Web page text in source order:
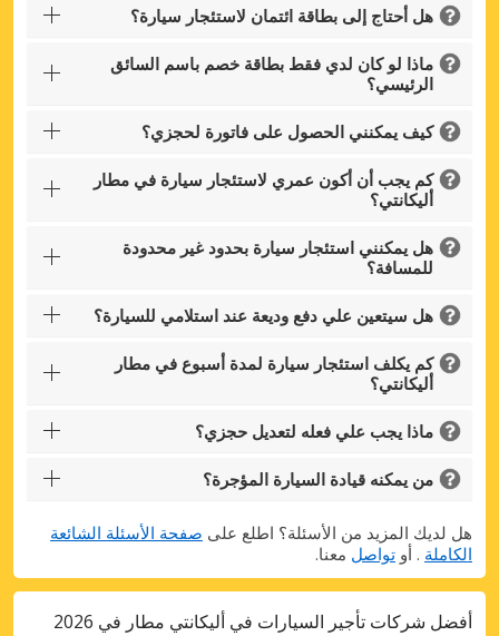
هل أحتاج إلى بطاقة ائتمان لاستئجار سيارة؟
ماذا لو كان لدي فقط بطاقة خصم باسم السائق
الرئيسي؟
كيف يمكنني الحصول على فاتورة لحجزي؟
كم يجب أن أكون عمري لاستئجار سيارة في مطار
أليكانتي؟
هل يمكنني استئجار سيارة بحدود غير محدودة
للمسافة؟
هل سيتعين علي دفع وديعة عند استلامي للسيارة؟
كم يكلف استئجار سيارة لمدة أسبوع في مطار
أليكانتي؟
ماذا يجب علي فعله لتعديل حجزي؟
من يمكنه قيادة السيارة المؤجرة؟
هل لديك المزيد من الأسئلة؟ اطلع على صفحة الأسئلة الشائعة
الكاملة . أو تواصل معنا.
أفضل شركات تأجير السيارات في أليكانتي مطار في 2026